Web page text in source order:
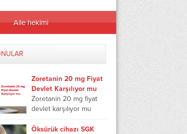
Aile hekimi
Zoretanin 20 mg Fiyat
Devlet Karşılıyor mu
Zoretanin 20 mg fiyat
devlet karşılıyor mu
yazımızda zoretanin
ilacını aile hekimi
Öksürük cihazı SGK